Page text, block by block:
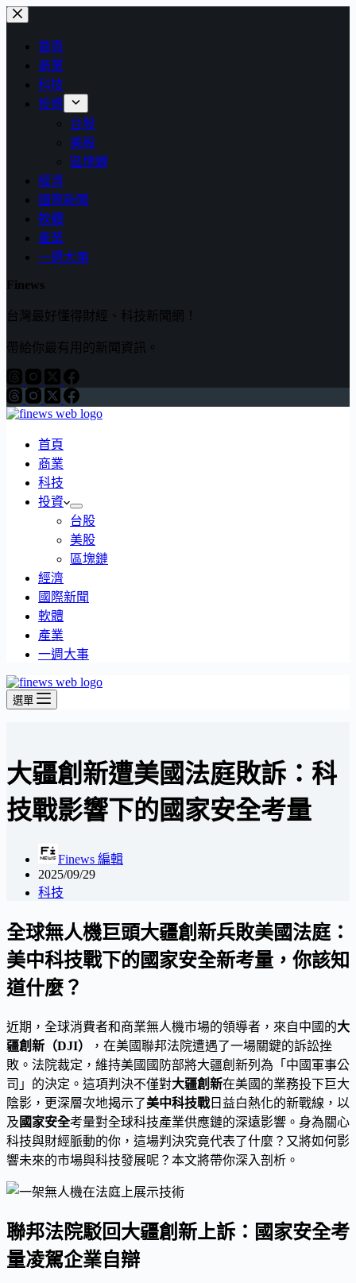
跳
首頁
商業
科技
投資
台股
美股
區塊鏈
經濟
國際新聞
軟體
產業
一週大事
Finews
台灣最好懂得財經、科技新聞網！
帶給你最有用的新聞資訊。
首頁
商業
科技
投資
台股
美股
區塊鏈
經濟
國際新聞
軟體
產業
一週大事
選單
大疆創新遭美國法庭敗訴：科
技戰影響下的國家安全考量
Finews 編輯
2025/09/29
科技
全球無人機巨頭大疆創新兵敗美國法庭：
美中科技戰下的國家安全新考量，你該知
道什麼？
近期，全球消費者和商業無人機市場的領導者，來自中國的大
疆創新（DJI）
，在美國聯邦法院遭遇了一場關鍵的訴訟挫
敗。法院裁定，維持美國國防部將大疆創新列為「中國軍事公
司」的決定。這項判決不僅對大疆創新在美國的業務投下巨大
陰影，更深層次地揭示了美中科技戰日益白熱化的新戰線，以
及 國家安全考量對全球科技產業供應鏈的深遠影響。身為關心
科技與財經脈動的你，這場判決究竟代表了什麼？又將如何影
響未來的市場與科技發展呢？本文將帶你深入剖析。
聯邦法院駁回大疆創新上訴：國家安全考
量凌駕企業自辯